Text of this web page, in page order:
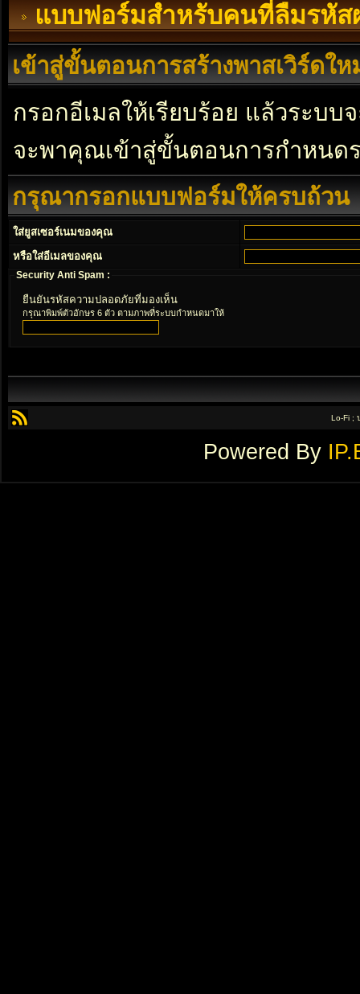
แบบฟอร์มสำหรับคนที่ลืมรหัส
เข้าสู่ขั้นตอนการสร้างพาสเวิร์ดให
กรอกอีเมลให้เรียบร้อย แล้วระบ
จะพาคุณเข้าสู่ขั้นตอนการกำหนด
กรุณากรอกแบบฟอร์มให้ครบถ้วน
ใส่ยูสเซอร์เนมของคุณ
หรือใส่อีเมลของคุณ
Security Anti Spam :
ยืนยันรหัสความปลอดภัยที่มองเห็น
กรุณาพิมพ์ตัวอักษร 6 ตัว ตามภาพที่ระบบกำหนดมาให้
Lo-Fi ;
Powered By